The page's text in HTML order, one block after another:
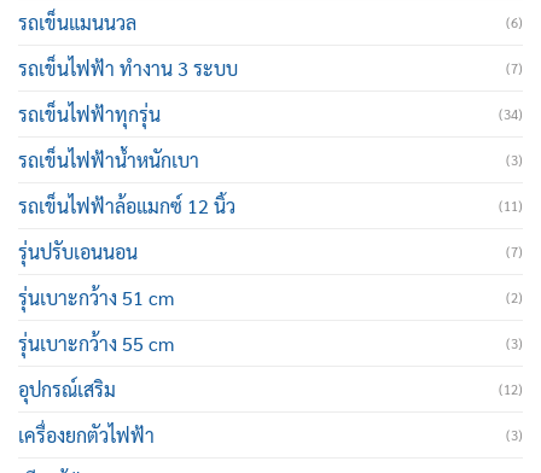
รถเข็นแมนนวล (6)
รถเข็นไฟฟ้า ทำงาน 3 ระบบ (7)
รถเข็นไฟฟ้าทุกรุ่น (34)
รถเข็นไฟฟ้าน้ำหนักเบา (3)
รถเข็นไฟฟ้าล้อแมกซ์ 12 นิ้ว (11)
รุ่นปรับเอนนอน (7)
รุ่นเบาะกว้าง 51 cm (2)
รุ่นเบาะกว้าง 55 cm (3)
อุปกรณ์เสริม (12)
เครื่องยกตัวไฟฟ้า (3)